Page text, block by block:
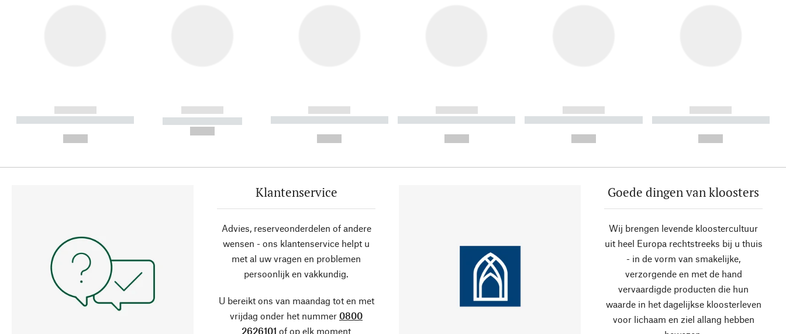
------------
----------- ----------- ----------
------------
----------- -----------
------------
----------- ----------- ----------
------------
----------- ----------- ----------
------------
----------- ----------- ----------
------------
----------- ----------- ----------
Klantenservice
Advies, reserveonderdelen of andere
wensen - ons klantenservice helpt u
met al uw vragen en problemen
persoonlijk en vakkundig.
U bereikt ons van maandag tot en met
vrijdag onder het nummer 0800
2626101 of op elk moment
Goede dingen van kloosters
Wij brengen levende kloostercultuur
uit heel Europa rechtstreeks bij u thuis
- in de vorm van smakelijke,
verzorgende en met de hand
vervaardigde producten die hun
waarde in het dagelijkse kloosterleven
voor lichaam en ziel allang hebben